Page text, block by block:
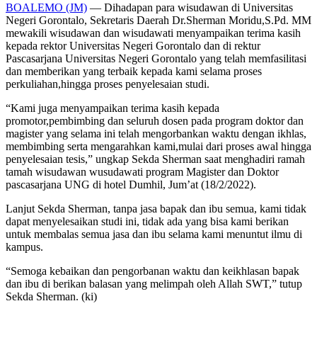
BOALEMO (JM) — Dihadapan para wisudawan di Universitas
Negeri Gorontalo, Sekretaris Daerah Dr.Sherman Moridu,S.Pd. MM
mewakili wisudawan dan wisudawati menyampaikan terima kasih
kepada rektor Universitas Negeri Gorontalo dan di rektur
Pascasarjana Universitas Negeri Gorontalo yang telah memfasilitasi
dan memberikan yang terbaik kepada kami selama proses
perkuliahan,hingga proses penyelesaian studi.
“Kami juga menyampaikan terima kasih kepada
promotor,pembimbing dan seluruh dosen pada program doktor dan
magister yang selama ini telah mengorbankan waktu dengan ikhlas,
membimbing serta mengarahkan kami,mulai dari proses awal hingga
penyelesaian tesis,” ungkap Sekda Sherman saat menghadiri ramah
tamah wisudawan wusudawati program Magister dan Doktor
pascasarjana UNG di hotel Dumhil, Jum’at (18/2/2022).
Lanjut Sekda Sherman, tanpa jasa bapak dan ibu semua, kami tidak
dapat menyelesaikan studi ini, tidak ada yang bisa kami berikan
untuk membalas semua jasa dan ibu selama kami menuntut ilmu di
kampus.
“Semoga kebaikan dan pengorbanan waktu dan keikhlasan bapak
dan ibu di berikan balasan yang melimpah oleh Allah SWT,” tutup
Sekda Sherman. (ki)